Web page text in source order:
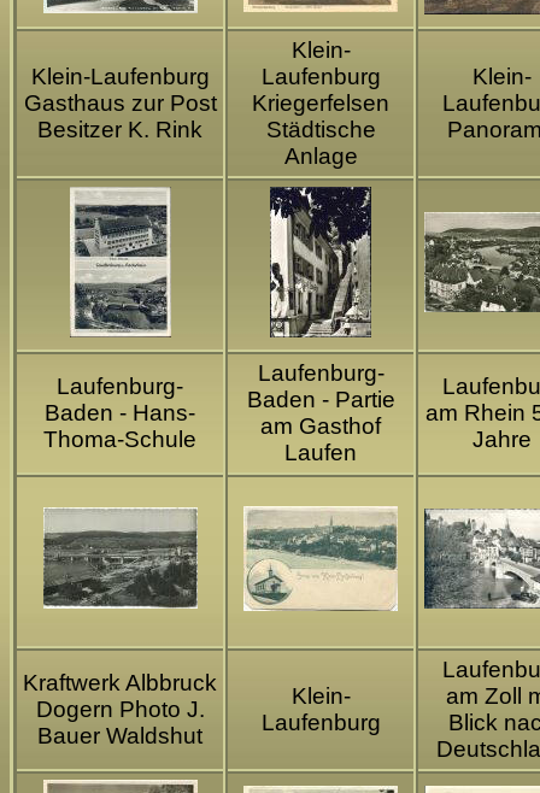
Klein-Laufenburg
Gasthaus zur Post
Besitzer K. Rink
Klein-
Laufenburg
Kriegerfelsen
Städtische
Anlage
Klein-
Laufenburg-
Baden - Hans-
Thoma-Schule
Laufenburg-
Baden - Partie
am Gasthof
Laufen
am Rhein
Jahre
Kraftwerk Albbruck
Dogern Photo J.
Bauer Waldshut
Klein-
Laufenburg
am Zoll
Blick